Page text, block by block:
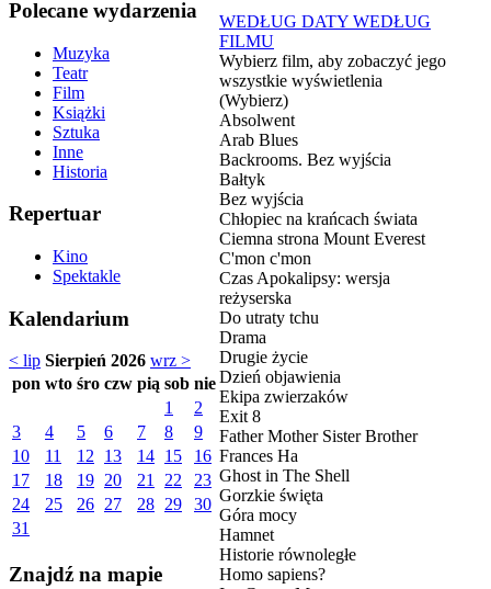
Polecane wydarzenia
Muzyka
Teatr
Film
Książki
Sztuka
Inne
Historia
Repertuar
Kino
Spektakle
Kalendarium
< lip Sierpień 2026 wrz >
pon wto śro czw pią sob nie
1
2
3
4 5 6 7 8
9
10
11 12 13 14 15
16
17
18 19 20 21 22
23
24
25 26 27 28 29
30
31
Znajdź na mapie
WEDŁUG DATY WEDŁUG
FILMU
Wybierz film, aby zobaczyć jego
wszystkie wyświetlenia
(Wybierz)
Absolwent
Arab Blues
Backrooms. Bez wyjścia
Bałtyk
Bez wyjścia
Chłopiec na krańcach świata
Ciemna strona Mount Everest
C'mon c'mon
Czas Apokalipsy: wersja
reżyserska
Do utraty tchu
Drama
Drugie życie
Dzień objawienia
Ekipa zwierzaków
Exit 8
Father Mother Sister Brother
Frances Ha
Ghost in The Shell
Gorzkie święta
Góra mocy
Hamnet
Historie równoległe
Homo sapiens?